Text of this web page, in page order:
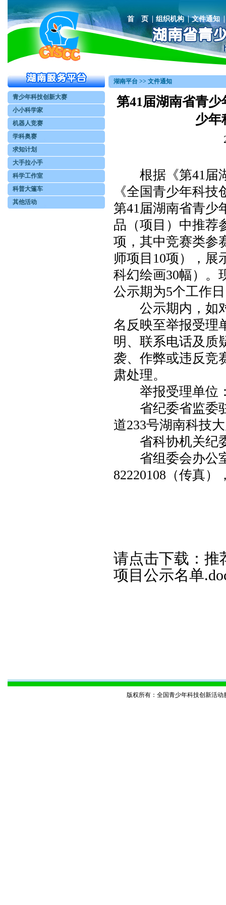
首 页 组织机构 文件通知
青少年科技创新大赛
小小科学家
机器人竞赛
学科奥赛
求知计划
大手拉小手
科学工作室
科普大篷车
其他活动
湖南平台 >> 文件通知
第41届湖南省青
少年
根据《第41届湖
《全国青少年科
第41届湖南省青少
品（项目）中推荐
项，其中竞赛类参
师项目10项），展
科幻绘画30幅）。
公示期为5个工作
公示期内，如对
名反映至举报受理
明、联系电话及质
袭、作弊或违反竞
肃处理。
举报受理单位
省纪委省监委驻
道233号湖南科技
省科协机关纪委
省组委会办公室
82220108（传真）
请点击下载： 推
项目公示名单
版权所有：全国青少年科技创新活